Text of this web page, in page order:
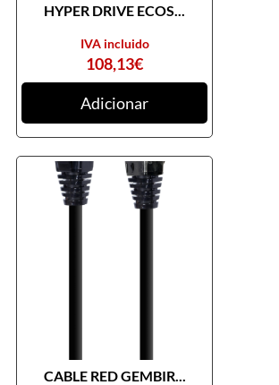
HYPER DRIVE ECOS...
108,13€
IVA incluido
Adicionar
CABLE RED GEMBIR...